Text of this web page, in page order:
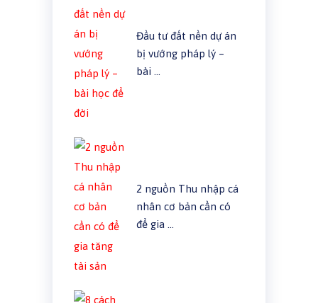
Đầu tư đất nền dự án
bị vướng pháp lý –
bài …
2 nguồn Thu nhập cá
nhân cơ bản cần có
để gia …